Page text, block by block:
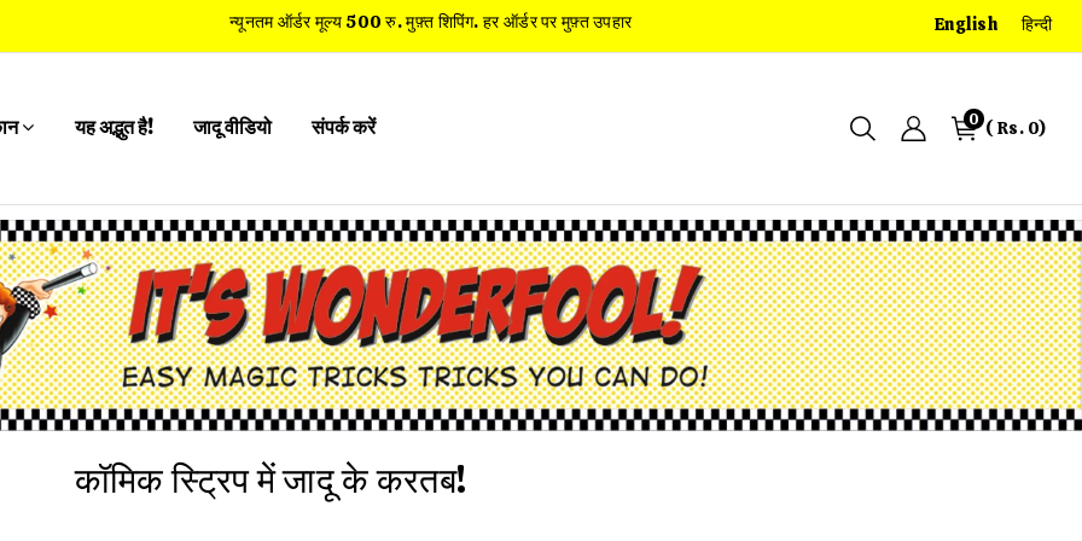
न्यूनतम ऑर्डर मूल्य 500 रु. मुफ़्त शिपिंग. हर ऑर्डर पर मुफ़्त उपहार English हिन्दी
यह अद्भुत है! जादू वीडियो संपर्क करें 0 ( Rs. 0)
कॉमिक स्ट्रिप में जादू के करतब!